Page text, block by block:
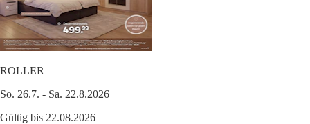
ROLLER
So. 26.7. - Sa. 22.8.2026
Gültig bis 22.08.2026